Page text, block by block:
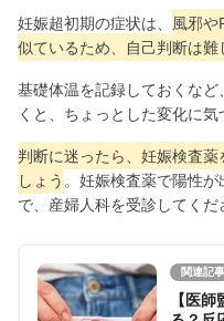
妊娠超初期の症状は、
風邪や
似ているため、自己判断は難
基礎体温を記録しておくな
くと、ちょっとした変化に気
判断に迷ったら、妊娠検査
しょう 。妊娠検査薬で陽性
で、産婦人科を受診してくだ
関連記事
【医